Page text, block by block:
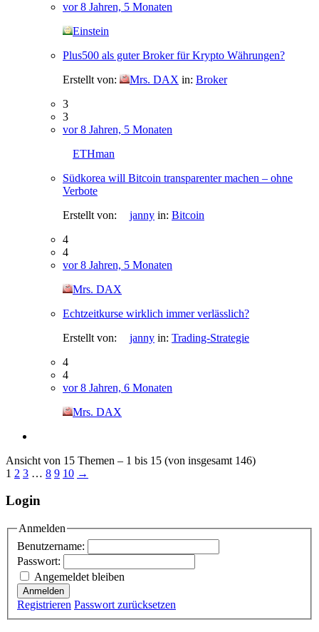
vor 8 Jahren, 5 Monaten
Einstein
Plus500 als guter Broker für Krypto Währungen?
Erstellt von:
Mrs. DAX in: Broker
3
3
vor 8 Jahren, 5 Monaten
ETHman
Südkorea will Bitcoin transparenter machen – ohne
Verbote
Erstellt von:
janny in: Bitcoin
4
4
vor 8 Jahren, 5 Monaten
Mrs. DAX
Echtzeitkurse wirklich immer verlässlich?
Erstellt von:
janny in: Trading-Strategie
4
4
vor 8 Jahren, 6 Monaten
Mrs. DAX
Ansicht von 15 Themen – 1 bis 15 (von insgesamt 146)
1 2 3 … 8 9 10 →
Login
Anmelden
Benutzername:
Passwort:
Angemeldet bleiben
Anmelden
Registrieren Passwort zurücksetzen